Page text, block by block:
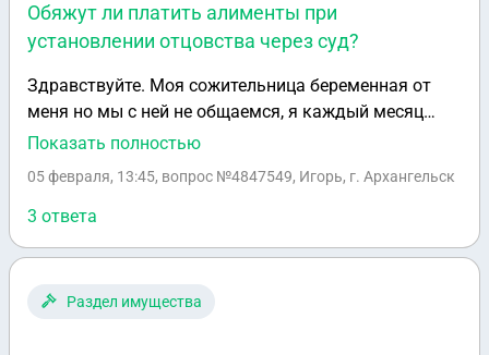
Обяжут ли платить алименты при
установлении отцовства через суд?
Здравствуйте. Моя сожительница беременная от
меня но мы с ней не общаемся, я каждый месяц
перевожу ей 10000 на содержание ребёнка. Она не
ребёнка. Мне придётся устанавливать отцовство
через суд. Вопрос на суде меня обяжут начать
выплачивать алименты или нет?
Показать полностью
05 февраля, 13:45, вопрос №4847549, Игорь, г. Архангельск
3 ответа
Раздел имущества